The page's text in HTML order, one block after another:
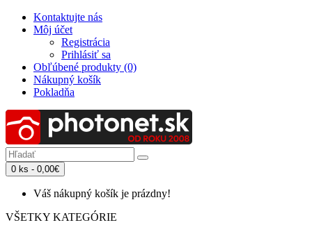
Kontaktujte nás
Môj účet
Registrácia
Prihlásiť sa
Obľúbené produkty (0)
Nákupný košík
Pokladňa
0 ks - 0,00€
Váš nákupný košík je prázdny!
VŠETKY KATEGÓRIE